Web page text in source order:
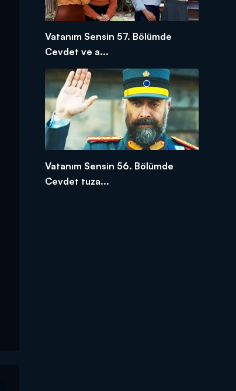
Vatanım Sensin 57. Bölümde
Cevdet ve a...
Vatanım Sensin 56. Bölümde
Cevdet tuza...